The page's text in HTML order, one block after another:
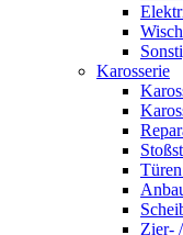
Karosserie
Zier-